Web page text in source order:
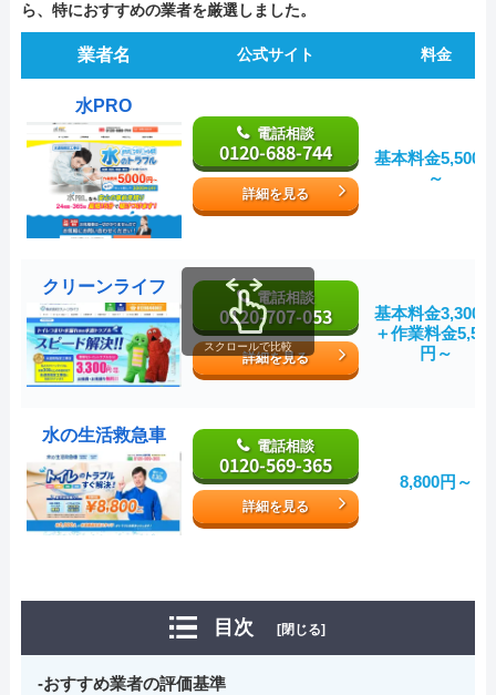
ら、特におすすめの業者を厳選しました。
業者名 公式サイト 料金
水PRO
電話相談
0120-688-744
詳細を見る
基本料金5,500
～
クリーンライフ
電話相談
0120-707-053
詳細を見る
基本料金3,300
＋作業料金
円～
水の生活救急車
電話相談
0120-569-365
詳細を見る
8,800円～
スクロールで比較
目次 [閉じる]
おすすめ業者の評価基準